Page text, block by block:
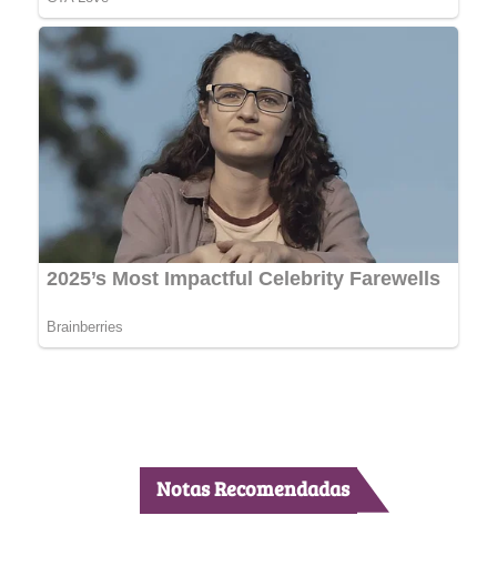
Notas Recomendadas